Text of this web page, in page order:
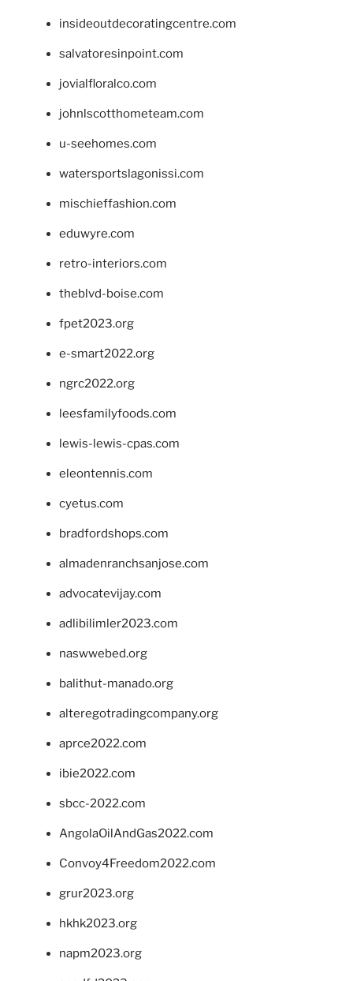
insideoutdecoratingcentre.com
salvatoresinpoint.com
jovialfloralco.com
johnlscotthometeam.com
u-seehomes.com
watersportslagonissi.com
mischieffashion.com
eduwyre.com
retro-interiors.com
theblvd-boise.com
fpet2023.org
e-smart2022.org
ngrc2022.org
leesfamilyfoods.com
lewis-lewis-cpas.com
eleontennis.com
cyetus.com
bradfordshops.com
almadenranchsanjose.com
advocatevijay.com
adlibilimler2023.com
naswwebed.org
balithut-manado.org
alteregotradingcompany.org
aprce2022.com
ibie2022.com
sbcc-2022.com
AngolaOilAndGas2022.com
Convoy4Freedom2022.com
grur2023.org
hkhk2023.org
napm2023.org